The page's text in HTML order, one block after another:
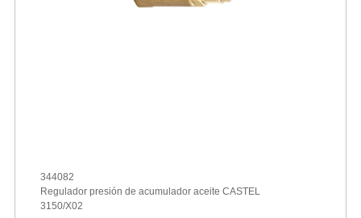
344082
Regulador presión de acumulador aceite CASTEL
3150/X02